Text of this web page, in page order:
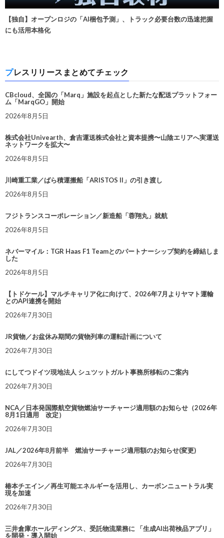
【独自】オープンロジの「AI梱包予測」、トラック必要台数の迅速把握
にも活用本格化
プレスリリースまとめてチェック
CBcloud、全国の「Marq」施設を起点とした新たな配送プラットフォー
ム「MarqGO」開始
2026年8月5日
株式会社Univearth、倉吉運送株式会社と資本提携〜山陰エリアへ実運送
ネットワークを拡大〜
2026年8月5日
川崎重工業／ばら積運搬船「ARISTOS II」の引き渡し
2026年8月5日
フジトランスコーポレーション／新造船「蓉翔丸」就航
2026年8月5日
ネバーマイル：TGR Haas F1 Teamとのパートナーシップ契約を締結しま
した
2026年8月5日
【トドケール】マルチキャリア化に向けて、2026年7月よりヤマト運輸
とのAPI連携を開始
2026年7月30日
JR貨物／お盆休み期間の貨物列車の運転計画について
2026年7月30日
にしてつドイツ現地法人 シュツットガルト事務所移転のご案内
2026年7月30日
NCA／日本発国際航空貨物燃油サーチャージ適用額のお知らせ（2026年
8月1日適用 改定）
2026年7月30日
JAL／2026年8月前半 燃油サーチャージ適用額のお知らせ(変更)
2026年7月30日
椿本チエイン／再生可能エネルギーを活用し、カーボンニュートラル実
現を加速
2026年7月30日
三井倉庫ホールディングス、受託物流業務に 「生成AI出荷検品アプリ」
を開発・導入開始